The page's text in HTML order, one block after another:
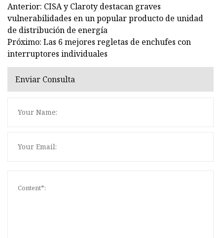
Anterior: CISA y Claroty destacan graves
vulnerabilidades en un popular producto de unidad
de distribución de energía
Próximo: Las 6 mejores regletas de enchufes con
interruptores individuales
Enviar Consulta